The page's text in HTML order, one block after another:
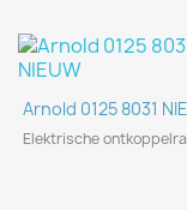
Arnold 0125 8031
Elektrische